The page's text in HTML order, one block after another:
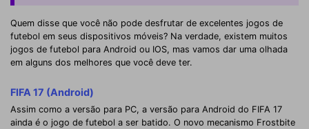
Quem disse que você não pode desfrutar de excelentes jogos de
futebol em seus dispositivos móveis? Na verdade, existem muitos
jogos de futebol para Android ou IOS, mas vamos dar uma olhada
em alguns dos melhores que você deve ter.
FIFA 17 (Android)
Assim como a versão para PC, a versão para Android do FIFA 17
ainda é o jogo de futebol a ser batido. O novo mecanismo Frostbite